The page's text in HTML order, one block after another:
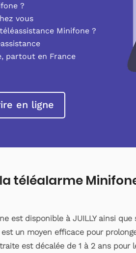
?
vous
Minifone ?
partout en France
en ligne
téléalarme
est disponible à JUILLY ainsi
est un moyen efficace pour
est décalée de 1 à 2 ans pour